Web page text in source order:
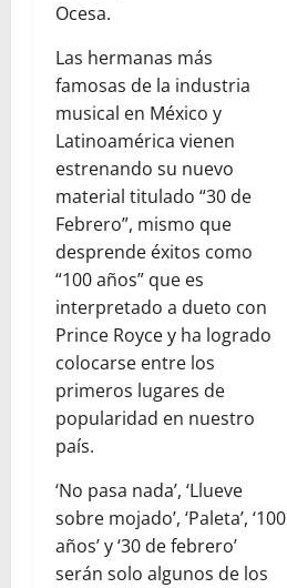
Ocesa.
Las hermanas más
famosas de la industria
musical en México y
Latinoamérica vienen
estrenando su nuevo
material titulado “30 de
Febrero”, mismo que
desprende éxitos como
“100 años” que es
interpretado a dueto con
Prince Royce y ha logrado
colocarse entre los
primeros lugares de
popularidad en nuestro
país.
‘No pasa nada’, ‘Llueve
sobre mojado’, ‘Paleta’, ‘100
años’ y ‘30 de febrero’
serán solo algunos de los